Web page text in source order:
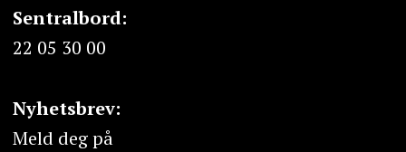
Sentralbord:
22 05 30 00
Nyhetsbrev:
Meld deg på